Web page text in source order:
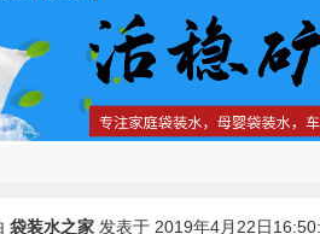
袋装水之家 发表于 2019年4月22日